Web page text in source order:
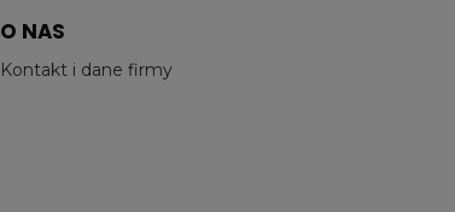
O NAS
Kontakt i dane firmy